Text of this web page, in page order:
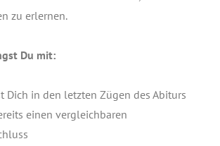
zu erlernen.
Du mit:
Dich in den letz­ten Zügen des Abiturs
einen ver­gleich­ba­ren